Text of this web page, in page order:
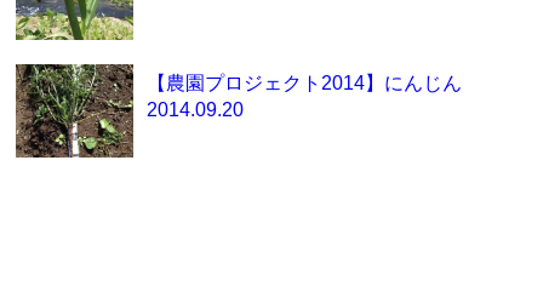
【農園プロジェクト2014】にんじん
2014.09.20